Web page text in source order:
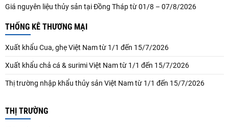
Giá nguyên liệu thủy sản tại Đồng Tháp từ 01/8 – 07/8/2026
THỐNG KÊ THƯƠNG MẠI
Xuất khẩu Cua, ghẹ Việt Nam từ 1/1 đến 15/7/2026
Xuất khẩu chả cá & surimi Việt Nam từ 1/1 đến 15/7/2026
Thị trường nhập khẩu thủy sản Việt Nam từ 1/1 đến 15/7/2026
THỊ TRƯỜNG